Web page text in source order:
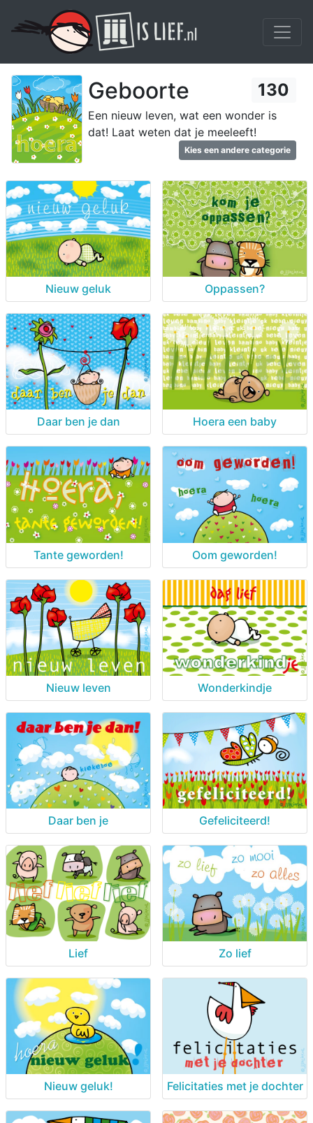
Geboorte 130
Een nieuw leven, wat een wonder is
dat! Laat weten dat je meeleeft!
Kies een andere categorie
Nieuw geluk Oppassen?
Daar ben je dan Hoera een baby
Tante geworden! Oom geworden!
Nieuw leven Wonderkindje
Daar ben je Gefeliciteerd!
Lief Zo lief
Nieuw geluk! Felicitaties met je dochter